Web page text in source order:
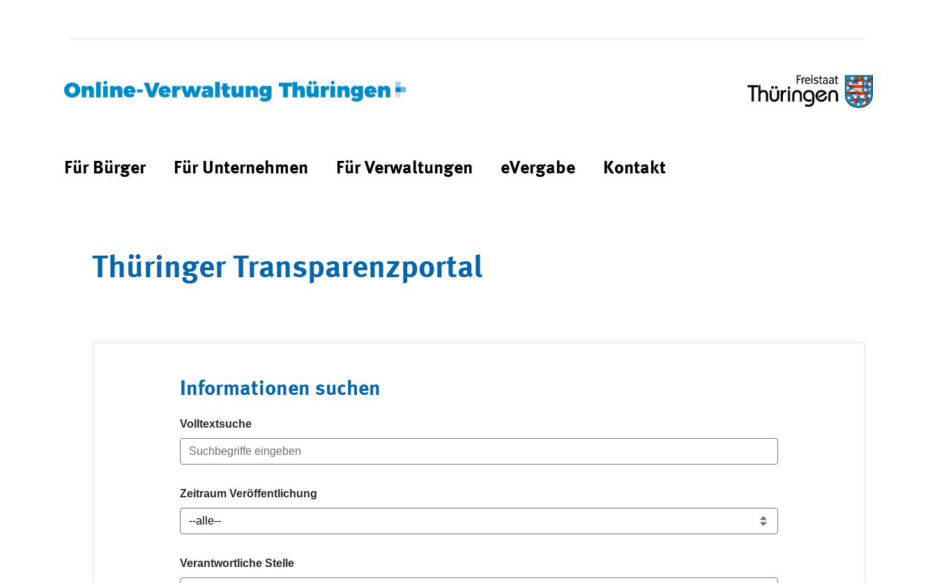
Für Bürger Für Unternehmen Für Verwaltungen eVergabe Kontakt
Thüringer Transparenzportal
Informationen suchen
Volltextsuche
Zeitraum Veröffentlichung
Verantwortliche Stelle